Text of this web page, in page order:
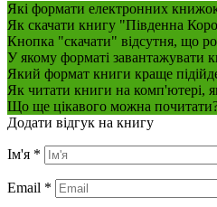
Які формати електронних
Як скачати книгу "Південна
Кнопка "скачати" відсутня, що
У якому форматі завантажувати
Який формат книги краще
Як читати книги на комп'ютері,
Що ще цікавого можна
Додати відгук на книгу
Ім'я *
Email *